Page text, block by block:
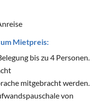
Mietpreis:
bis zu 4 Personen.
mitgebracht werden.
von